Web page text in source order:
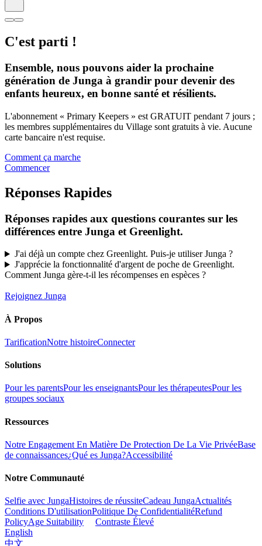
C'est parti !
Ensemble, nous pouvons aider la prochaine
génération de Junga à grandir pour devenir des
enfants heureux, en bonne santé et résilients.
L'abonnement « Primary Keepers » est GRATUIT pendant 7 jours ;
les membres supplémentaires du Village sont gratuits à vie. Aucune
carte bancaire n'est requise.
Comment ça marche
Commencer
Réponses Rapides
Réponses rapides aux questions courantes sur les
différences entre Junga et Greenlight.
J'ai déjà un compte chez Greenlight. Puis-je utiliser Junga ?
J'apprécie la fonctionnalité d'argent de poche de Greenlight.
Comment Junga gère-t-il les récompenses en espèces ?
Rejoignez Junga
À Propos
TarificationNotre histoireConnecter
Solutions
Pour les parentsPour les enseignantsPour les thérapeutesPour les
groupes sociaux
Ressources
Notre Engagement En Matière De Protection De La Vie PrivéeBase
de connaissances¿Qué es Junga?Accessibilité
Notre Communauté
Selfie avec JungaHistoires de réussiteCadeau JungaActualités
Conditions D'utilisationPolitique De ConfidentialitéRefund
PolicyAge Suitability
Contraste Élevé
English
中文